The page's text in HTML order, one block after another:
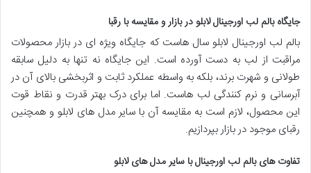
جایگاه بالم لب اورجینال لابلو در بازار و مقایسه با رقبا
بالم لب اورجینال لابلو سال هاست که جایگاه ویژه ای در بازار محصولات
مراقبت از لب به دست آورده است. این جایگاه نه تنها به دلیل سابقه
طولانی و شهرت برند، بلکه به واسطه عملکرد ثابت و اثربخشی بالای آن در
آبرسانی و نرم کنندگی لب هاست. اما برای درک بهتر قدرت و نقاط قوت
این محصول، لازم است به مقایسه آن با سایر مدل های لابلو و همچنین
رقبای موجود در بازار بپردازیم.
تفاوت های بالم لب اورجینال با سایر مدل های لابلو